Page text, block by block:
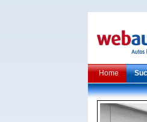
Home